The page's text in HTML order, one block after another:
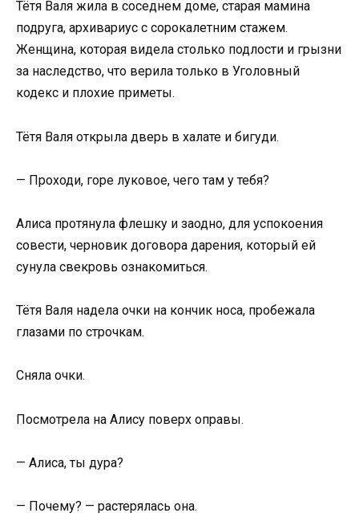
Тётя Валя жила в соседнем доме, старая мамина
подруга, архивариус с сорокалетним стажем.
Женщина, которая видела столько подлости и грызни
за наследство, что верила только в Уголовный
кодекс и плохие приметы.
Тётя Валя открыла дверь в халате и бигуди.
— Проходи, горе луковое, чего там у тебя?
Алиса протянула флешку и заодно, для успокоения
совести, черновик договора дарения, который ей
сунула свекровь ознакомиться.
Тётя Валя надела очки на кончик носа, пробежала
глазами по строчкам.
Сняла очки.
Посмотрела на Алису поверх оправы.
— Алиса, ты дура?
— Почему? — растерялась она.